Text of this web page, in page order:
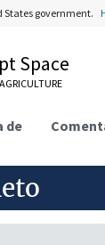
States government.
Space
de